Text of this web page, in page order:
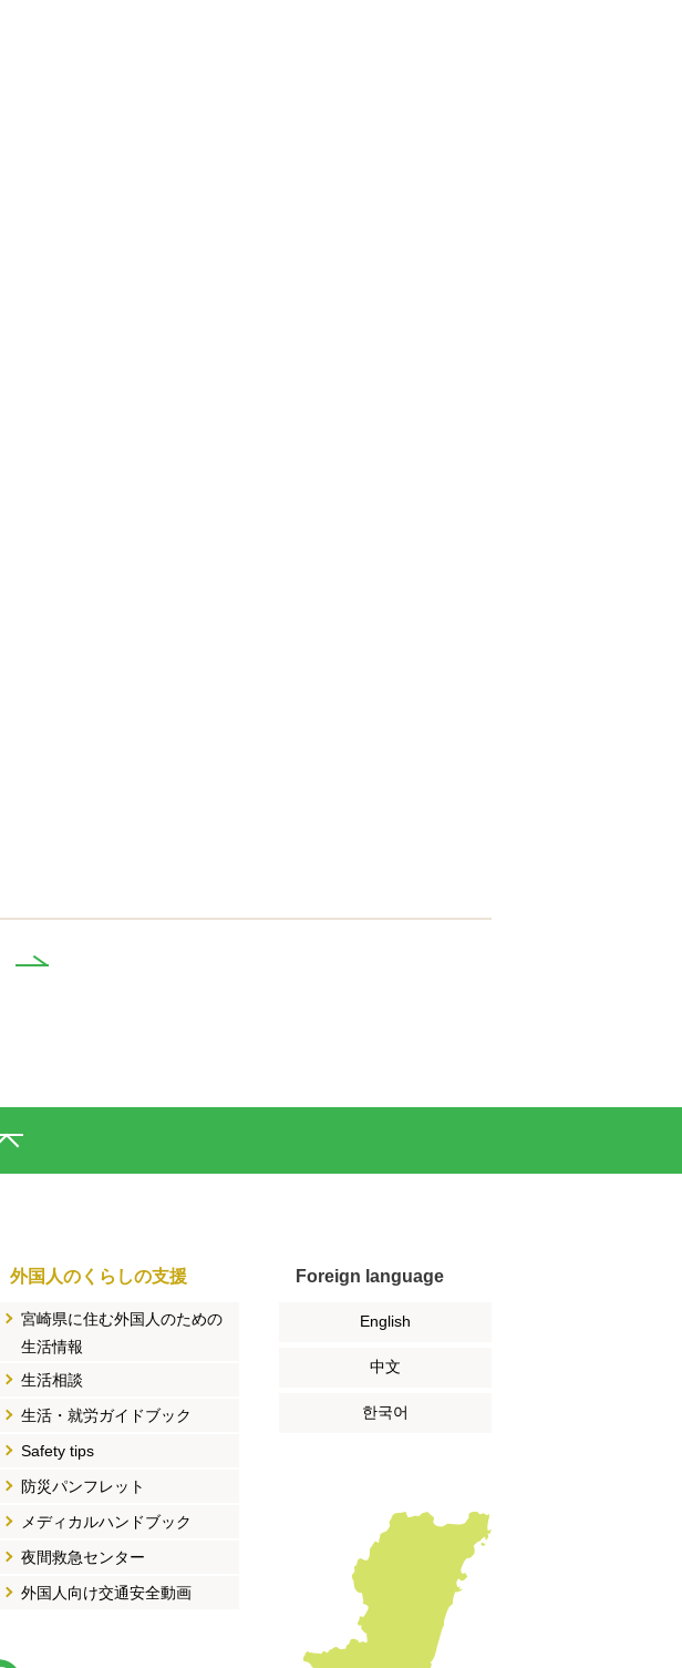
外国人のくらしの支援
宮崎県に住む外国人のための
生活情報
生活相談
生活・就労ガイドブック
Safety tips
防災パンフレット
メディカルハンドブック
夜間救急センター
外国人向け交通安全動画
Foreign language
English
中文
한국어